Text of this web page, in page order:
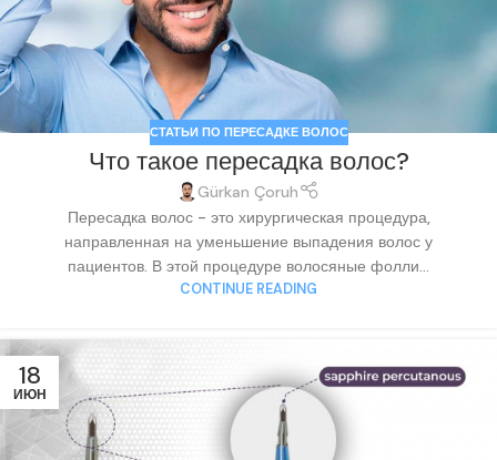
СТАТЬИ ПО ПЕРЕСАДКЕ ВОЛОС
Что такое пересадка волос?
Gürkan Çoruh
Пересадка волос - это хирургическая процедура,
направленная на уменьшение выпадения волос у
пациентов. В этой процедуре волосяные фолли...
CONTINUE READING
18
ИЮН